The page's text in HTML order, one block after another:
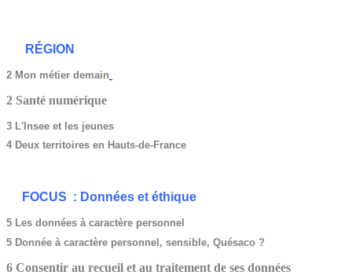
RÉGION
2 Mon métier demain
2 Santé numérique
3 L'Insee et les jeunes
4 Deux territoires en Hauts-de-France
FOCUS : Données et éthique
5 Les données à caractère personnel
5 Donnée à caractère personnel, sensible, Quésaco ?
6 Consentir au recueil et au traitement de ses données